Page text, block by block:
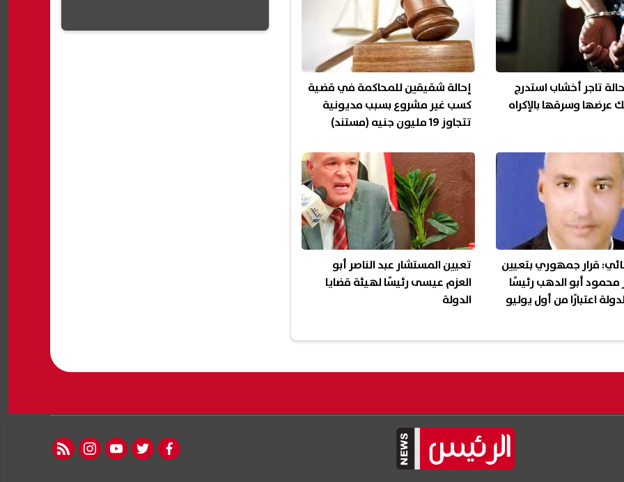
تاجر أخشاب استدرج
عرضها وسرقها بالإكراه
إحالة شقيقين للمحاكمة في قضية
كسب غير مشروع بسبب مديونية
تتجاوز 19 مليون جنيه (مستند)
قرار جمهوري بتعيين
محمود أبو الدهب رئيسًا
اعتبارًا من أول يوليو
تعيين المستشار عبد الناصر أبو
العزم عيسى رئيسًا لهيئة قضايا
الدولة
facebook
twitter
youtube
instagram
rss feed